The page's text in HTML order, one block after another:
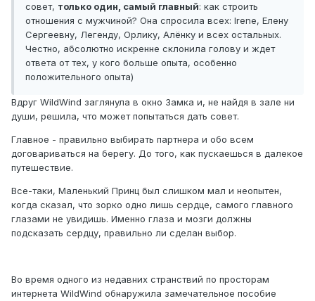
совет, только один, самый главный: как строить
отношения с мужчиной? Она спросила всех: Irene, Елену
Сергеевну, Легенду, Орлику, Алёнку и всех остальных.
Честно, абсолютно искренне склонила голову и ждет
ответа от тех, у кого больше опыта, особенно
положительного опыта)
Вдруг WildWind заглянула в окно Замка и, не найдя в зале ни
души, решила, что может попытаться дать совет.
Главное - правильно выбирать партнера и обо всем
договариваться на берегу. До того, как пускаешься в далекое
путешествие.
Все-таки, Маленький Принц был слишком мал и неопытен,
когда сказал, что зорко одно лишь сердце, самого главного
глазами не увидишь. Именно глаза и мозги должны
подсказать сердцу, правильно ли сделан выбор.
Во время одного из недавних странствий по просторам
интернета WildWind обнаружила замечательное пособие